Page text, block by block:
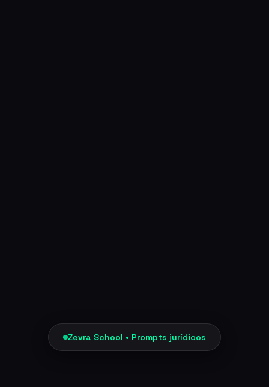
Zevra School • Prompts jurídicos